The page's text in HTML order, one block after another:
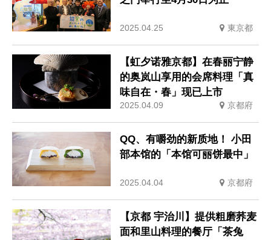
2025.04.25 東京都
【虹夕诺雅京都】在春丽宁静
的奥岚山享用的会席料理「真
味自在・春」现已上市
2025.04.09 京都府
QQ、有嚼劲的新质地！ 小田
部本馆的「本馆可丽饼最中」
2025.04.04 京都府
【京都 宇治川】提供粗磨荞麦
面和里山料理的餐厅「茶兔